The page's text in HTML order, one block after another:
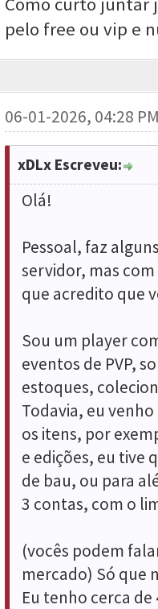
pelo free ou vip e
06-01-2026, 04:28
xDLx Escreveu:
Olá!
Pessoal, faz
servidor, mas
que acredito que
Sou um player
eventos de PVP,
estoques,
Todavia, eu
os itens, por
e edições, eu tive
de bau, ou para
3 contas, com o
(vocês podem
mercado) Só que
Eu tenho cerca